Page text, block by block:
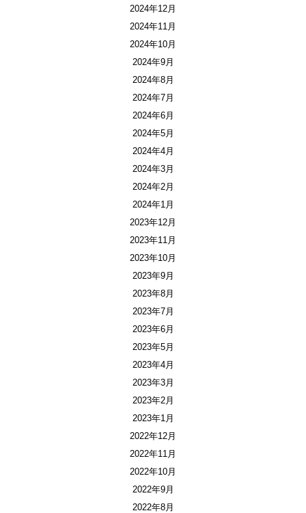
2024年12月
2024年11月
2024年10月
2024年9月
2024年8月
2024年7月
2024年6月
2024年5月
2024年4月
2024年3月
2024年2月
2024年1月
2023年12月
2023年11月
2023年10月
2023年9月
2023年8月
2023年7月
2023年6月
2023年5月
2023年4月
2023年3月
2023年2月
2023年1月
2022年12月
2022年11月
2022年10月
2022年9月
2022年8月